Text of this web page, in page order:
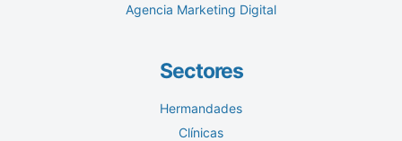
Agencia Marketing Digital
Sectores
Hermandades
Clínicas